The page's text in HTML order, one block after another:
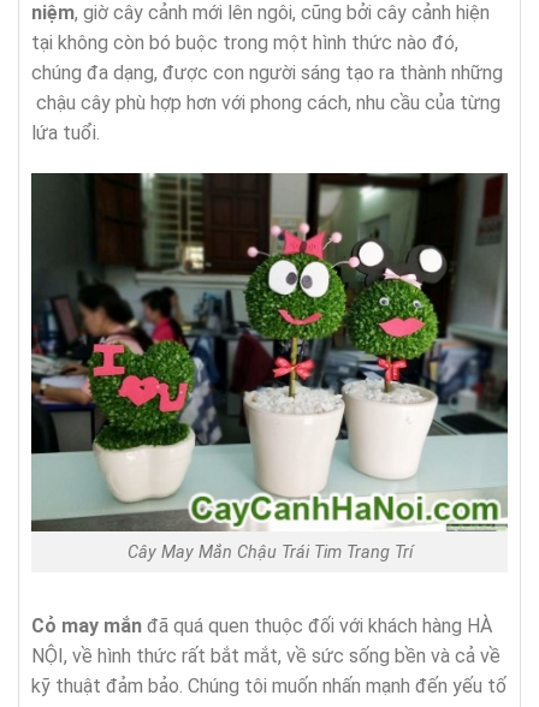
niệm, giờ cây cảnh mới lên ngôi, cũng bởi cây cảnh hiện
tại không còn bó buộc trong một hình thức nào đó,
chúng đa dạng, được con người sáng tạo ra thành những
chậu cây phù hợp hơn với phong cách, nhu cầu của từng
lứa tuổi.
Cây May Mắn Chậu Trái Tim Trang Trí
Cỏ may mắn đã quá quen thuộc đối với khách hàng HÀ
NỘI, về hình thức rất bắt mắt, về sức sống bền và cả về
kỹ thuật đảm bảo. Chúng tôi muốn nhấn mạnh đến yếu tố